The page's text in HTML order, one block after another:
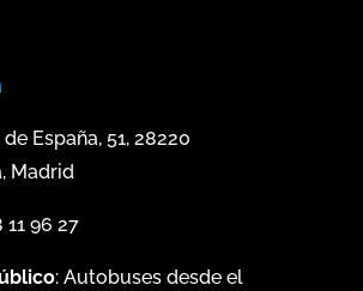
de España, 51, 28220
Madrid
11 96 27
: Autobuses desde el